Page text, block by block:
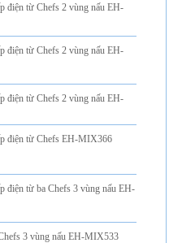
điện từ Chefs 2 vùng nấu EH-
điện từ Chefs 2 vùng nấu EH-
điện từ Chefs 2 vùng nấu EH-
điện từ Chefs EH-MIX366
điện từ ba Chefs 3 vùng nấu EH-
3 vùng nấu EH-MIX533